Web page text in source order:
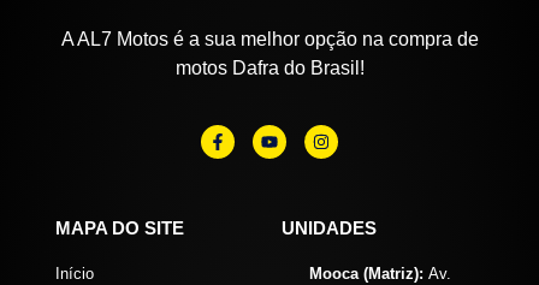
A AL7 Motos é a sua melhor opção na compra de
motos Dafra do Brasil!
MAPA DO SITE
Início
UNIDADES
Mooca (Matriz): Av.